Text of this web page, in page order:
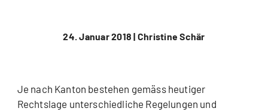
24. Januar 2018 | Christine Schär
Je nach Kanton bestehen gemäss heutiger
Rechtslage unterschiedliche Regelungen und